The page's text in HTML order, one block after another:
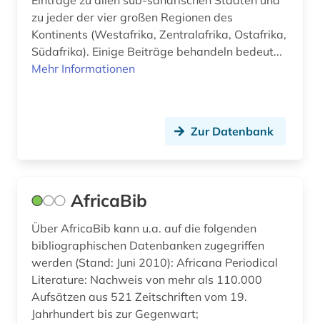
entwicklungsländer (5)
entwicklungspolitik (10)
entwicklungsökonomie (1)
enzyklopädie (13)
ergonomie (1)
ernährung (1)
ernährungspolitik (1)
ernährungswissenschaft (1)
zu jeder der vier großen Regionen des
Kontinents (Westafrika, Zentralafrika, Ostafrika,
Südafrika). Einige Beiträge behandeln bedeut...
Mehr Informationen
Zur Datenbank
AfricaBib
Über AfricaBib kann u.a. auf die folgenden
bibliographischen Datenbanken zugegriffen
werden (Stand: Juni 2010): Africana Periodical
Literature: Nachweis von mehr als 110.000
Aufsätzen aus 521 Zeitschriften vom 19.
Jahrhundert bis zur Gegenwart;